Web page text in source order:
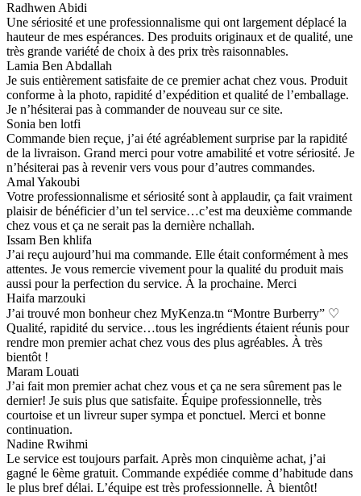
Radhwen Abidi
Une sériosité et une professionnalisme qui ont largement déplacé la
hauteur de mes espérances. Des produits originaux et de qualité, une
très grande variété de choix à des prix très raisonnables.
Lamia Ben Abdallah
Je suis entièrement satisfaite de ce premier achat chez vous. Produit
conforme à la photo, rapidité d’expédition et qualité de l’emballage.
Je n’hésiterai pas à commander de nouveau sur ce site.
Sonia ben lotfi
Commande bien reçue, j’ai été agréablement surprise par la rapidité
de la livraison. Grand merci pour votre amabilité et votre sériosité. Je
n’hésiterai pas à revenir vers vous pour d’autres commandes.
Amal Yakoubi
Votre professionnalisme et sériosité sont à applaudir, ça fait vraiment
plaisir de bénéficier d’un tel service…c’est ma deuxième commande
chez vous et ça ne serait pas la dernière nchallah.
Issam Ben khlifa
J’ai reçu aujourd’hui ma commande. Elle était conformément à mes
attentes. Je vous remercie vivement pour la qualité du produit mais
aussi pour la perfection du service. À la prochaine. Merci
Haifa marzouki
J’ai trouvé mon bonheur chez MyKenza.tn “Montre Burberry” ♡
Qualité, rapidité du service…tous les ingrédients étaient réunis pour
rendre mon premier achat chez vous des plus agréables. À très
bientôt !
Maram Louati
J’ai fait mon premier achat chez vous et ça ne sera sûrement pas le
dernier! Je suis plus que satisfaite. Équipe professionnelle, très
courtoise et un livreur super sympa et ponctuel. Merci et bonne
continuation.
Nadine Rwihmi
Le service est toujours parfait. Après mon cinquième achat, j’ai
gagné le 6ème gratuit. Commande expédiée comme d’habitude dans
le plus bref délai. L’équipe est très professionnelle. À bientôt!